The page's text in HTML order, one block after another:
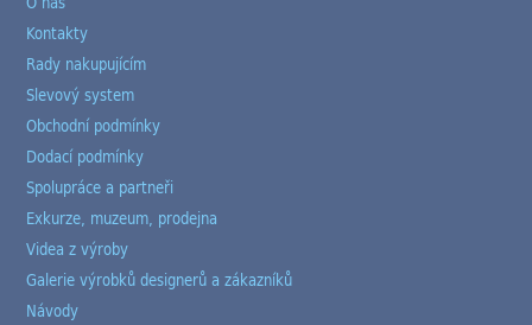
Kontakty
Rady nakupujícím
Slevový system
Obchodní podmínky
Dodací podmínky
Spolupráce a partneři
Exkurze, muzeum, prodejna
Videa z výroby
Galerie výrobků designerů a zákazníků
Návody